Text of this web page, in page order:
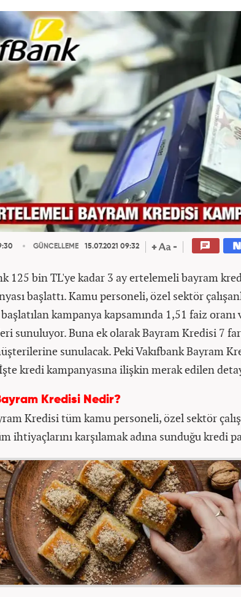
GÜNCELLEME 15.07.2021 09:32
125 bin TL'ye kadar 3 ay ertelemeli bayram
başlattı. Kamu personeli, özel sektör
kampanya kapsamında 1,51 faiz oranı
sunuluyor. Buna ek olarak Bayram Kredisi 7
sunulacak. Peki Vakıfbank Bayram
İşte kredi kampanyasına ilişkin merak edilen
Kredisi Nedir?
Kredisi tüm kamu personeli, özel sektör
ihtiyaçlarını karşılamak adına sunduğu kredi